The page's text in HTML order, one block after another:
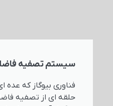
سیستم تصفیه فاضلاب و
فناوری بیوگاز که عده ای از
حلقه ای از تصفیه